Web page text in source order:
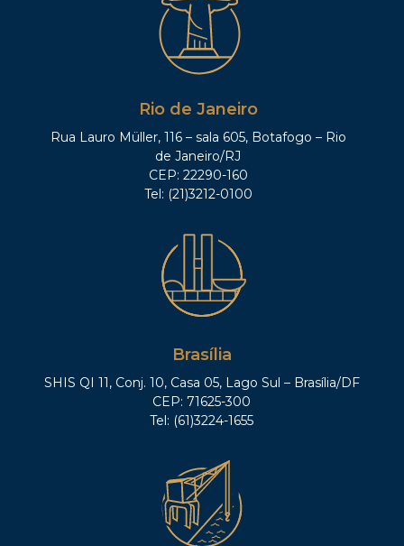
Rio de Janeiro
Rua Lauro Müller, 116 – sala 605, Botafogo – Rio
de Janeiro/RJ
CEP: 22290-160
Tel: (21)3212-0100
Brasília
SHIS QI 11, Conj. 10, Casa 05, Lago Sul – Brasília/DF
CEP: 71625-300
Tel: (61)3224-1655